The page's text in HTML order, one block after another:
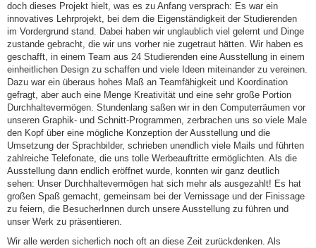
doch dieses Projekt hielt, was es zu Anfang versprach: Es war ein
innovatives Lehrprojekt, bei dem die Eigenständigkeit der Studierenden
im Vordergrund stand. Dabei haben wir unglaublich viel gelernt und Dinge
zustande gebracht, die wir uns vorher nie zugetraut hätten. Wir haben es
geschafft, in einem Team aus 24 Studierenden eine Ausstellung in einem
einheitlichen Design zu schaffen und viele Ideen miteinander zu vereinen.
Dazu war ein überaus hohes Maß an Teamfähigkeit und Koordination
gefragt, aber auch eine Menge Kreativität und eine sehr große Portion
Durchhaltevermögen. Stundenlang saßen wir in den Computerräumen vor
unseren Graphik- und Schnitt-Programmen, zerbrachen uns so viele Male
den Kopf über eine mögliche Konzeption der Ausstellung und die
Umsetzung der Sprachbilder, schrieben unendlich viele Mails und führten
zahlreiche Telefonate, die uns tolle Werbeauftritte ermöglichten. Als die
Ausstellung dann endlich eröffnet wurde, konnten wir ganz deutlich
sehen: Unser Durchhaltevermögen hat sich mehr als ausgezahlt! Es hat
großen Spaß gemacht, gemeinsam bei der Vernissage und der Finissage
zu feiern, die BesucherInnen durch unsere Ausstellung zu führen und
unser Werk zu präsentieren.
Wir alle werden sicherlich noch oft an diese Zeit zurückdenken. Als